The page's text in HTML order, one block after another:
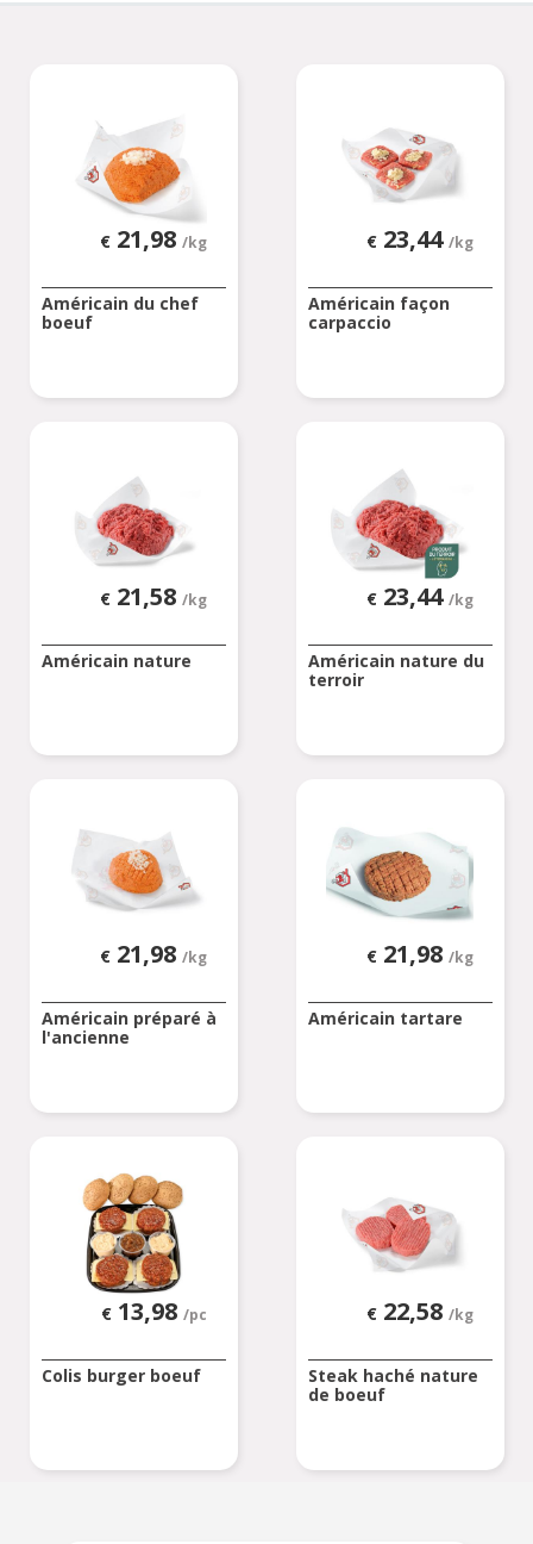
€ 21,98 /kg
Américain du chef
boeuf
€ 23,44 /kg
Américain façon
carpaccio
€ 21,58 /kg
Américain nature
€ 23,44 /kg
Américain nature du
terroir
€ 21,98 /kg
Américain préparé à
l'ancienne
€ 21,98 /kg
Américain tartare
€ 13,98 /pc
Colis burger boeuf
€ 22,58 /kg
Steak haché nature
de boeuf